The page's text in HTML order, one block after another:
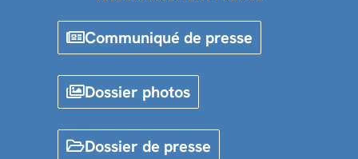
Communiqué de presse
Dossier photos
Dossier de presse